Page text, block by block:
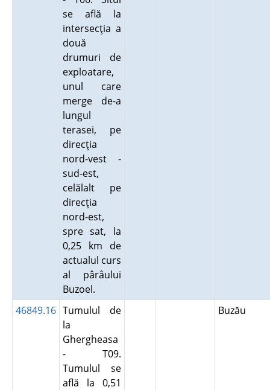
se află la
intersecţia a
două
drumuri de
exploatare,
unul care
merge de-a
lungul
terasei, pe
direcţia
nord-vest -
sud-est,
celălalt pe
direcţia
nord-est,
spre sat, la
0,25 km de
actualul curs
al pârâului
Buzoel.
46849.16 Tumulul de
la
Ghergheasa
- T09.
Tumulul se
află la 0,51
Buzău